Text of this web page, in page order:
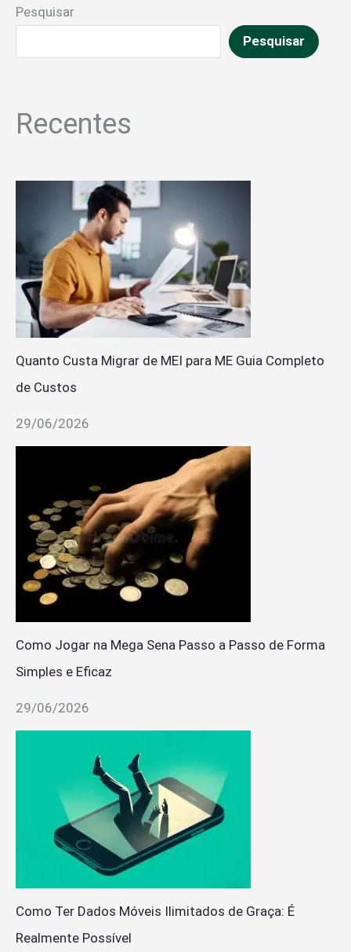
Pesquisar
Pesquisar
Recentes
Quanto Custa Migrar de MEI para ME Guia Completo
de Custos
29/06/2026
Como Jogar na Mega Sena Passo a Passo de Forma
Simples e Eficaz
29/06/2026
Como Ter Dados Móveis Ilimitados de Graça: É
Realmente Possível